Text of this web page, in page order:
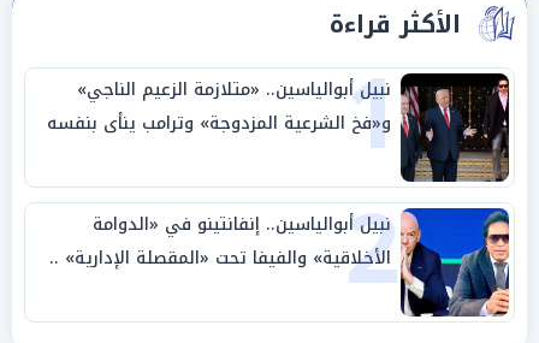
الأكثر قراءة
1
نبيل أبوالياسين.. «متلازمة الزعيم الناجي»
و«فخ الشرعية المزدوجة» وترامب ينأى بنفسه
وحليفه في «ميتم استراتيجي»
2
نبيل أبوالياسين.. إنفانتينو في «الدوامة
الأخلاقية» والفيفا تحت «المقصلة الإدارية» ..
«عبادة العرش وجنازة المصداقية»